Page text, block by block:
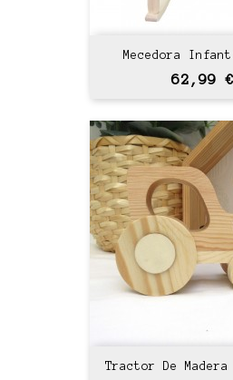
Mecedora
Precio
62,99 €
Tractor De Madera